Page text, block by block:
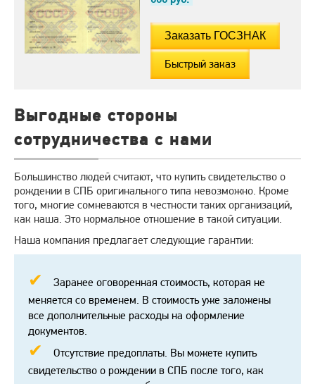
Быстрый заказ
Выгодные стороны
сотрудничества с нами
Большинство людей считают, что купить свидетельство о
рождении в СПБ оригинального типа невозможно. Кроме
того, многие сомневаются в честности таких организаций,
как наша. Это нормальное отношение в такой ситуации.
Наша компания предлагает следующие гарантии:
Заранее оговоренная стоимость, которая не
меняется со временем. В стоимость уже заложены
все дополнительные расходы на оформление
документов.
Отсутствие предоплаты. Вы можете купить
свидетельство о рождении в СПБ после того, как